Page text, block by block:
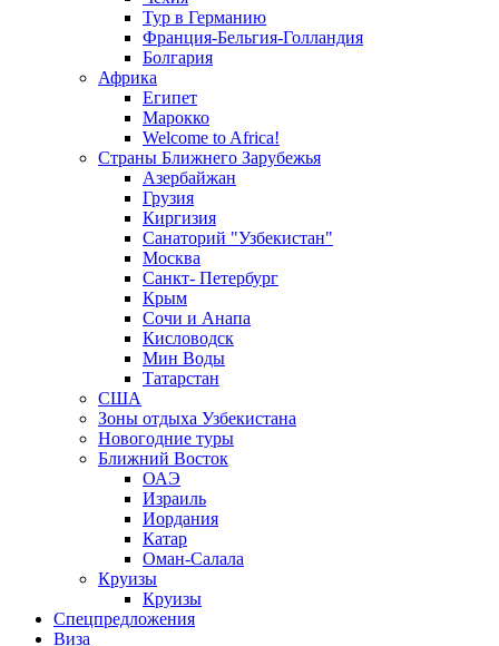
Тур в Германию
Франция-Бельгия-Голландия
Болгария
Африка
Египет
Марокко
Welcome to Africa!
Страны Ближнего Зарубежья
Азербайжан
Грузия
Киргизия
Санаторий "Узбекистан"
Москва
Санкт- Петербург
Крым
Сочи и Анапа
Кисловодск
Мин Воды
Татарстан
США
Зоны отдыха Узбекистана
Новогодние туры
Ближний Восток
ОАЭ
Израиль
Иордания
Катар
Оман-Салала
Круизы
Круизы
Спецпредложения
Виза